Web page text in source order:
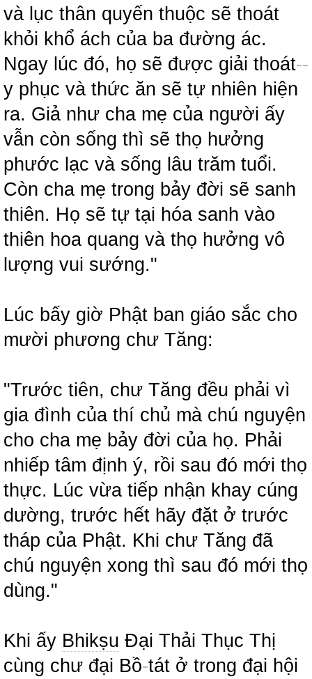
và lục thân quyến thuộc sẽ thoát
khỏi khổ ách của ba đường ác.
Ngay lúc đó, họ sẽ được giải thoát--
y phục và thức ăn sẽ tự nhiên hiện
ra. Giả như cha mẹ của người ấy
vẫn còn sống thì sẽ thọ hưởng
phước lạc và sống lâu trăm tuổi.
Còn cha mẹ trong bảy đời sẽ sanh
thiên. Họ sẽ tự tại hóa sanh vào
thiên hoa quang và thọ hưởng vô
lượng vui sướng."
Lúc bấy giờ Phật ban giáo sắc cho
mười phương chư Tăng:
"Trước tiên, chư Tăng đều phải vì
gia đình của thí chủ mà chú nguyện
cho cha mẹ bảy đời của họ. Phải
nhiếp tâm định ý, rồi sau đó mới thọ
thực. Lúc vừa tiếp nhận khay cúng
dường, trước hết hãy đặt ở trước
tháp của Phật. Khi chư Tăng đã
chú nguyện xong thì sau đó mới thọ
dùng."
Khi ấy Bhikṣu Đại Thải Thục Thị
cùng chư đại Bồ-tát ở trong đại hội